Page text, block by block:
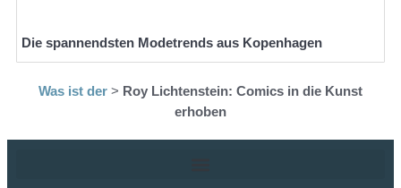
Die spannendsten Modetrends aus Kopenhagen
Was ist der > Roy Lichtenstein: Comics in die Kunst
erhoben